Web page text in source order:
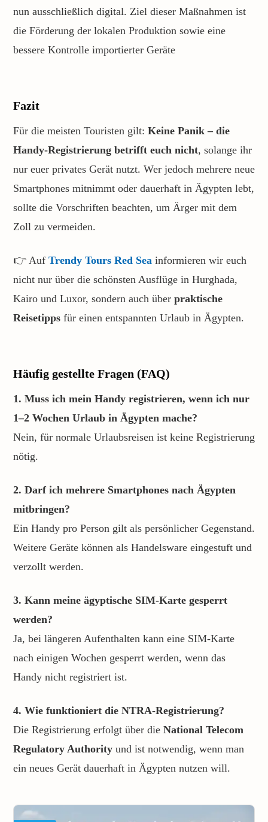
nun ausschließlich digital. Ziel dieser Maßnahmen ist
die Förderung der lokalen Produktion sowie eine
bessere Kontrolle importierter Geräte
Fazit
Für die meisten Touristen gilt: Keine Panik – die
Handy-Registrierung betrifft euch nicht, solange ihr
nur euer privates Gerät nutzt. Wer jedoch mehrere neue
Smartphones mitnimmt oder dauerhaft in Ägypten lebt,
sollte die Vorschriften beachten, um Ärger mit dem
Zoll zu vermeiden.
👉 Auf Trendy Tours Red Sea informieren wir euch
nicht nur über die schönsten Ausflüge in Hurghada,
Kairo und Luxor, sondern auch über praktische
Reisetipps für einen entspannten Urlaub in Ägypten.
Häufig gestellte Fragen (FAQ)
1. Muss ich mein Handy registrieren, wenn ich nur
1–2 Wochen Urlaub in Ägypten mache?
Nein, für normale Urlaubsreisen ist keine Registrierung
nötig.
2. Darf ich mehrere Smartphones nach Ägypten
mitbringen?
Ein Handy pro Person gilt als persönlicher Gegenstand.
Weitere Geräte können als Handelsware eingestuft und
verzollt werden.
3. Kann meine ägyptische SIM-Karte gesperrt
werden?
Ja, bei längeren Aufenthalten kann eine SIM-Karte
nach einigen Wochen gesperrt werden, wenn das
Handy nicht registriert ist.
4. Wie funktioniert die NTRA-Registrierung?
Die Registrierung erfolgt über die National Telecom
Regulatory Authority und ist notwendig, wenn man
ein neues Gerät dauerhaft in Ägypten nutzen will.